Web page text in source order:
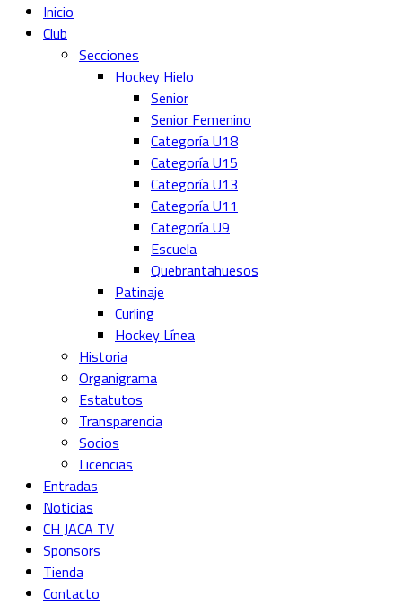
Inicio
Club
Secciones
Hockey Hielo
Senior
Senior Femenino
Categoría U18
Categoría U15
Categoría U13
Categoría U11
Categoría U9
Escuela
Quebrantahuesos
Patinaje
Curling
Hockey Línea
Historia
Organigrama
Estatutos
Transparencia
Socios
Licencias
Entradas
Noticias
CH JACA TV
Sponsors
Tienda
Contacto